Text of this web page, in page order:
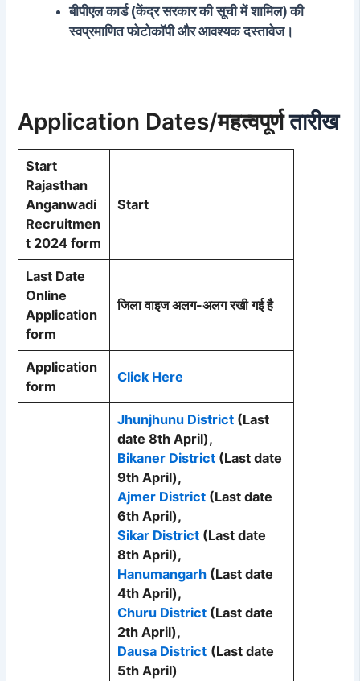
बीपीएल कार्ड (केंद्र सरकार की सूची में शामिल) की
स्वप्रमाणित फोटोकॉपी और आवश्यक दस्तावेज।
Application Dates/महत्वपूर्णतारीख
Start
Rajasthan
Anganwadi
Recruitmen
t 2024 form
Start
Last Date
Online
Application
form
जिला वाइज अलग-अलग रखी गई है
Application
form
Click Here
Jhunjhunu District(Last
date 8th April),
Bikaner District(Last date
9th April),
Ajmer District(Last date
6th April),
Sikar District (Last date
8th April),
Hanumangarh (Last date
4th April),
Churu District (Last date
2th April),
Dausa District (Last date
5th April)